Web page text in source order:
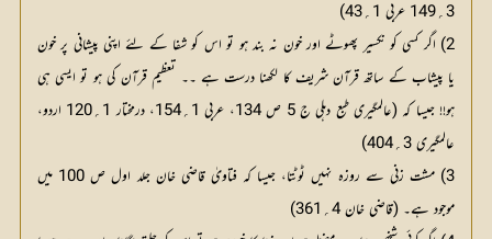
3؍149 عربی 1 ؍43)
2) اگر کسی کو نکسیر پھوٹے اور خون نہ بند ہو تو اس کو شفا کے لئے اپنی پیشانی پر خون
یا پیشاب کے ساتھ قرآن شریف کا لکھنا درست ہے ۔۔ تعظیم قرآن کی ہو تو ایسی ہی
ہو!! جیسا کہ (عالمگیری طبع دہلی ج 5 ص 134، عربی 1
؍154، درمختار 1 ؍
عالمگیری 3
؍404)
3) مشت زنی سے روزہ نہیں ٹوٹتا، جیسا کہ فتاویٰ قاضی خان جلد اول ص 100 میں
موجود ہے۔ (قاضی خان 4
؍ 361)